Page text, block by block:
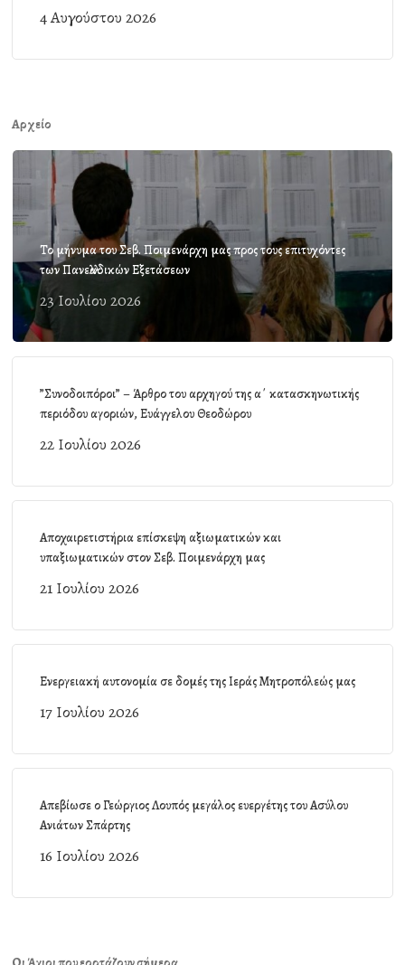
4 Αυγούστου 2026
Αρχείο
Το μήνυμα του Σεβ. Ποιμενάρχη μας προς τους επιτυχόντες
των Πανελλαδικών Εξετάσεων
23 Ιουλίου 2026
”Συνοδοιπόροι” – Άρθρο του αρχηγού της α΄ κατασκηνωτικής
περιόδου αγοριών, Ευάγγελου Θεοδώρου
22 Ιουλίου 2026
Αποχαιρετιστήρια επίσκεψη αξιωματικών και
υπαξιωματικών στον Σεβ. Ποιμενάρχη μας
21 Ιουλίου 2026
Ενεργειακή αυτονομία σε δομές της Ιεράς Μητροπόλεώς μας
17 Ιουλίου 2026
Απεβίωσε ο Γεώργιος Λουπός μεγάλος ευεργέτης του Ασύλου
Ανιάτων Σπάρτης
16 Ιουλίου 2026